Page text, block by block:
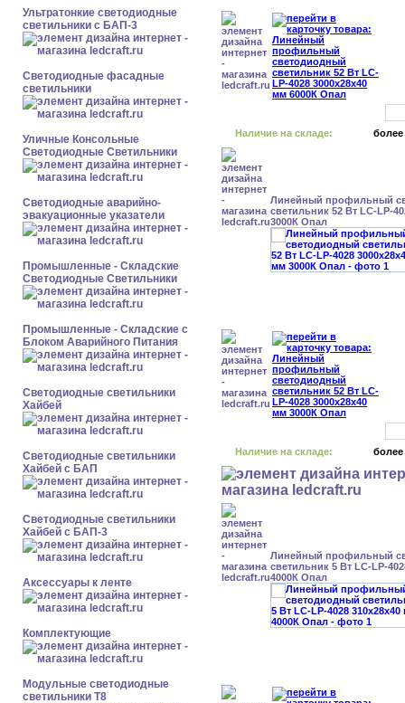
Ультратонкие светодиодные
светильники с БАП-3
Светодиодные фасадные
светильники
Уличные Консольные
Светодиодные Светильники
Светодиодные аварийно-
эвакуационные указатели
Промышленные - Складские
Светодиодные Светильники
Промышленные - Складские с
Блоком Аварийного Питания
Светодиодные светильники
Хайбей
Светодиодные светильники
Хайбей с БАП
Светодиодные светильники
Хайбей с БАП-3
Аксессуары к ленте
Комплектующие
Модульные светодиодные
светильники Т8
Наличие на складе: более
Линейный профильный
светильник 52 Вт LC-LP-
3000К Опал
Наличие на складе: более
Линейный профильный
светильник 5 Вт LC-LP-
4000К Опал